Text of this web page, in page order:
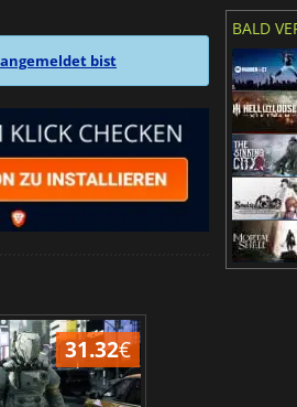
bist
31.32€
BALD